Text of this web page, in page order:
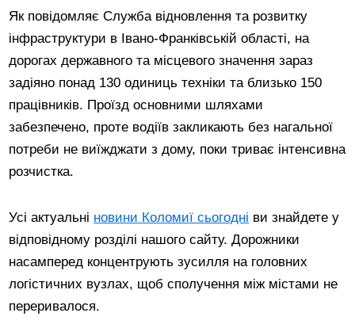
Як повідомляє Служба відновлення та розвитку
інфраструктури в Івано-Франківській області, на
дорогах державного та місцевого значення зараз
задіяно понад 130 одиниць техніки та близько 150
працівників. Проїзд основними шляхами
забезпечено, проте водіїв закликають без нагальної
потреби не виїжджати з дому, поки триває інтенсивна
розчистка.
Усі актуальні новини Коломиї сьогодні ви знайдете у
відповідному розділі нашого сайту. Дорожники
насамперед концентрують зусилля на головних
логістичних вузлах, щоб сполучення між містами не
переривалося.